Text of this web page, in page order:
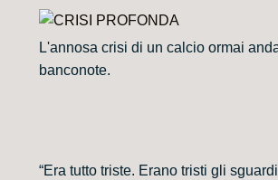
L'annosa crisi di un calcio ormai
banconote.
“Era tutto triste. Erano tristi gli